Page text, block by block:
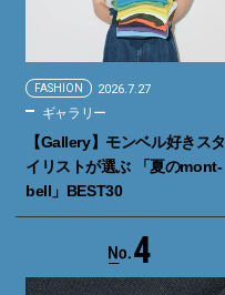
FASHION 2026.7.27
ギャラリー
【Gallery】モンベル好きスタ
イリストが選ぶ 「夏のmont-
bell」BEST30
4